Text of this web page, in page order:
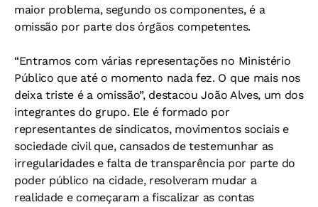
maior problema, segundo os componentes, é a
omissão por parte dos órgãos competentes.
“Entramos com várias representações no Ministério
Público que até o momento nada fez. O que mais nos
deixa triste é a omissão”, destacou João Alves, um dos
integrantes do grupo. Ele é formado por
representantes de sindicatos, movimentos sociais e
sociedade civil que, cansados de testemunhar as
irregularidades e falta de transparência por parte do
poder público na cidade, resolveram mudar a
realidade e começaram a fiscalizar as contas